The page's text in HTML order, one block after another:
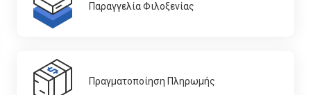
Παραγγελία Φιλοξενίας
Πραγματοποίηση Πληρωμής